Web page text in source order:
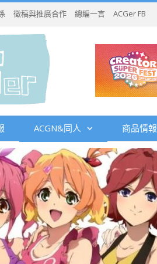
徵稿與推廣合作 總編一言 ACGer FB
ACGN&同人 商品情報